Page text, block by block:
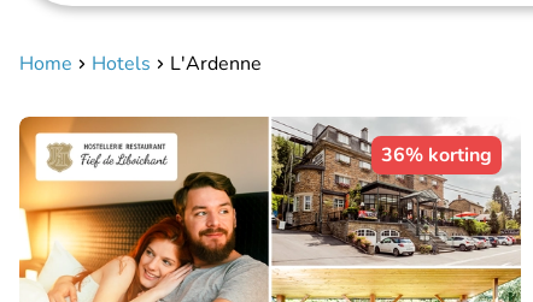
Home Hotels L'Ardenne
36% korting